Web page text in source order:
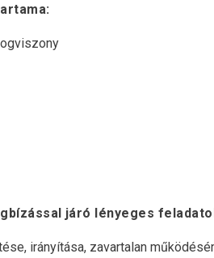
járó lényeges
irányítása, zavartalan